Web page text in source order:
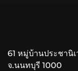
61 หมู่บ้านประชานิ
จ.นนทบุรี 1000